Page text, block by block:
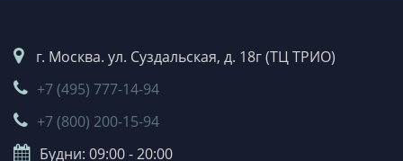
г. Москва. ул. Суздальская, д. 18г (ТЦ ТРИО)
+7 (495) 777-14-94
+7 (800) 200-15-94
Будни: 09:00 - 20:00